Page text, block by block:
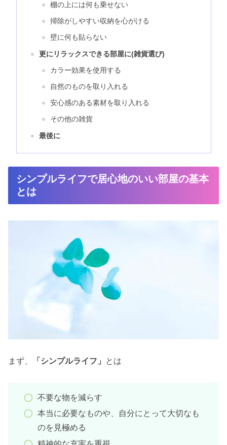
棚の上には何も乗せない
掃除がしやすい収納を心がける
壁に何も貼らない
更にリラックスできる部屋に(雑貨選び)
カラー効果を使用する
自然のものを取り入れる
安心感のある素材を取り入れる
その他の雑貨
最後に
シンプルライフで居心地のいい部屋の基本
とは
まず、 「シンプルライフ」 とは
不要な物を減らす
本当に必要なものや、自分にとって大切なも
のを見極める